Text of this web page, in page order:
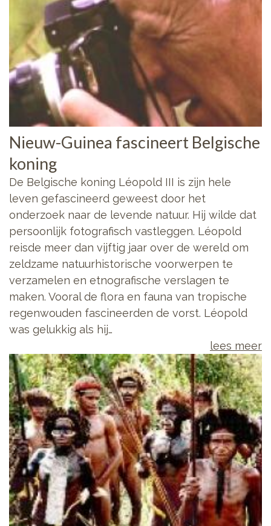
Nieuw-Guinea fascineert Belgische
koning
De Belgische koning Léopold III is zijn hele
leven gefascineerd geweest door het
onderzoek naar de levende natuur. Hij wilde dat
persoonlijk fotografisch vastleggen. Léopold
reisde meer dan vijftig jaar over de wereld om
zeldzame natuurhistorische voorwerpen te
verzamelen en etnografische verslagen te
maken. Vooral de flora en fauna van tropische
regenwouden fascineerden de vorst. Léopold
was gelukkig als hij…
lees meer